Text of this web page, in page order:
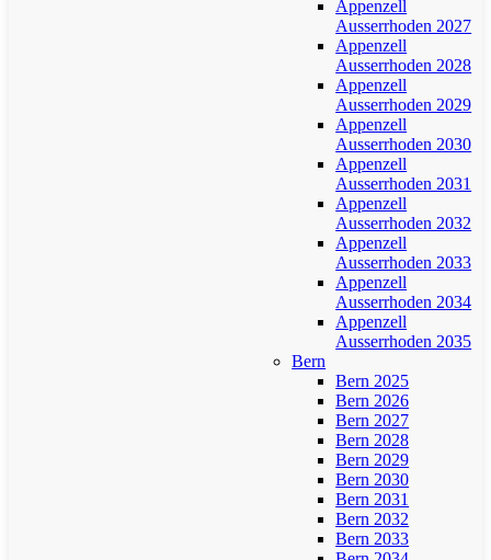
Appenzell
Ausserrhoden 2027
Appenzell
Ausserrhoden 2028
Appenzell
Ausserrhoden 2029
Appenzell
Ausserrhoden 2030
Appenzell
Ausserrhoden 2031
Appenzell
Ausserrhoden 2032
Appenzell
Ausserrhoden 2033
Appenzell
Ausserrhoden 2034
Appenzell
Ausserrhoden 2035
Bern
Bern 2025
Bern 2026
Bern 2027
Bern 2028
Bern 2029
Bern 2030
Bern 2031
Bern 2032
Bern 2033